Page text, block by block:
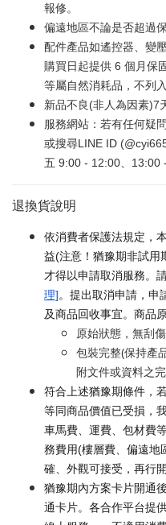
報修。
偏遠地區不論是否超過
配件產品如遙控器、變
購買日起提供 6 個月保
等屬自然消耗品，不列
新品不良(非人為因素)7
服務網站：若有任何疑
或搜尋LINE ID
五 9:00 - 12:00、13:00 -
退換貨說明
依消費者保護法規定，
益(注意！猶豫期非試用
才得以申請取消服務。
理]。提出取消申請，申
及商品回收事宜。商品
原始狀態，無刮
包裝完整(保持產
附文件或資料之完
符合上述猶豫期條件，
等同商品價值已受損，
車馬費、運費、包材費
務費用(樓層費、偏遠地
確、外觀可接受，再行
猶豫期內方案卡片開通
通卡片。各合作平台提